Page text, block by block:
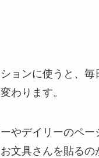
ョンに使うと、毎
わります。
やデイリーのペー
文具さんを貼るの